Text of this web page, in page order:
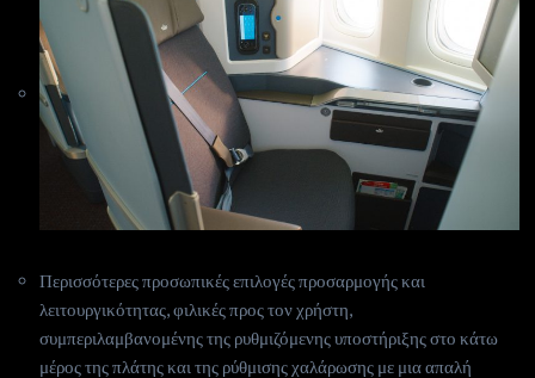
Περισσότερες προσωπικές επιλογές προσαρμογής και
λειτουργικότητας, φιλικές προς τον χρήστη,
συμπεριλαμβανομένης της ρυθμιζόμενης υποστήριξης στο κάτω
μέρος της πλάτης και της ρύθμισης χαλάρωσης με μια απαλή